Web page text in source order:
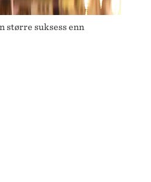
større suksess enn